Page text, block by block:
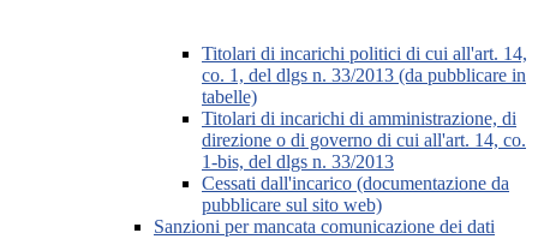
Titolari di incarichi politici di cui all'art. 14,
co. 1, del dlgs n. 33/2013 (da pubblicare in
tabelle)
Titolari di incarichi di amministrazione, di
direzione o di governo di cui all'art. 14, co.
1-bis, del dlgs n. 33/2013
Cessati dall'incarico (documentazione da
pubblicare sul sito web)
Sanzioni per mancata comunicazione dei dati